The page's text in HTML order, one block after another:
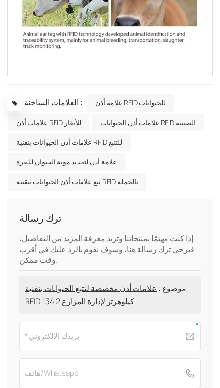
العلامات الساخنة : علامة أذن RFID للحيوانات
علامات أذن RFID للأبقار علامات أذن الحيوانات RFID الصينية
علامات أذن الحيوانات بتقنية RFID للتتبع
علامة أذن لتحديد هوية الحيوان للبقرة
بيع علامات أذن الحيوانات بتقنية RFID بالجملة
ترك رسالة
إذا كنت مهتمًا بمنتجاتنا وتريد معرفة المزيد من التفاصيل،
فيرجى ترك رسالة هنا، وسوف نقوم بالرد عليك في أقرب
وقت ممكن.
موضوع : علامات أذن مخصصة لتتبع الحيوانات بتقنية
RFID 134.2 كيلوهرتز لإدارة المزارع